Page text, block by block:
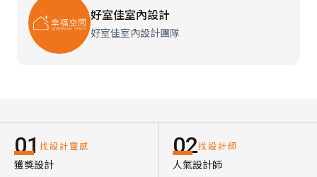
好室佳室內設計
好室佳室內設計團隊
01 找設計靈感
獲獎設計
02找設計師
人氣設計師